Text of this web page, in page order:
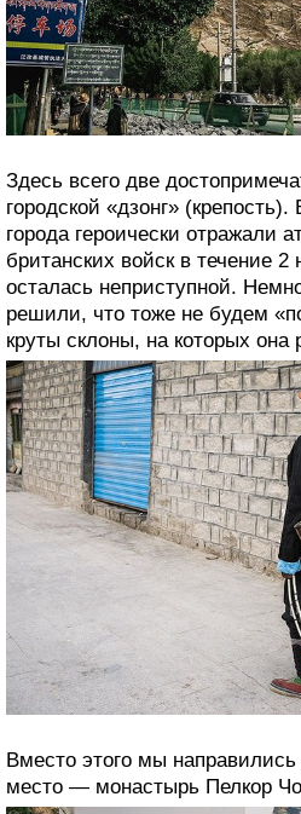
Здесь всего две
городской «дзонг»
города героически отражали
британских войск в течение 2
осталась неприступной.
решили, что тоже не будем
круты склоны, на которых она
Вместо этого мы направились
место — монастырь Пелкор